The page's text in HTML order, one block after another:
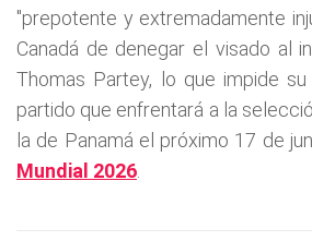
"prepotente y extremadamente
Canadá de denegar el visado al
Thomas Partey, lo que impide su
partido que enfrentará a la
la de Panamá el próximo 17 de
Mundial 2026